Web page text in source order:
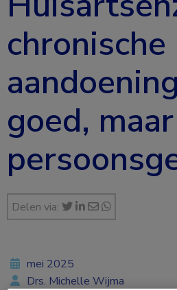
chronische
goed,
Delen via:
mei 2025
Drs. Michelle Wijma